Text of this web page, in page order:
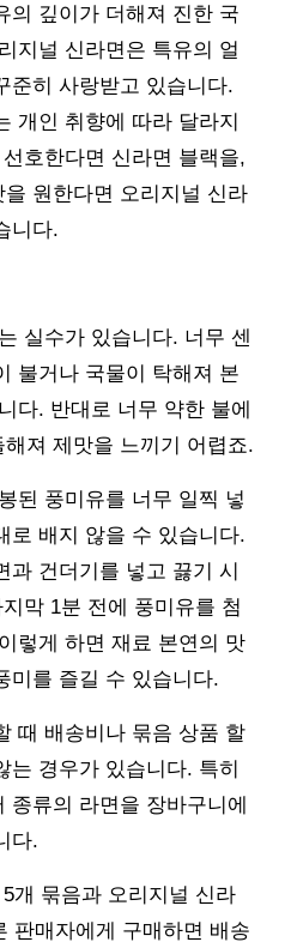
의 깊이가 더해져 진한 국
지널 신라면은 특유의 얼
준히 사랑받고 있습니다.
개인 취향에 따라 달라지
호한다면 신라면 블랙을,
원한다면 오리지널 신라
니다.
실수가 있습니다. 너무 센
불거나 국물이 탁해져 본
다. 반대로 너무 약한 불에
져 제맛을 느끼기 어렵죠.
된 풍미유를 너무 일찍 넣
로 배지 않을 수 있습니다.
과 건더기를 넣고 끓기 시
막 1분 전에 풍미유를 첨
렇게 하면 재료 본연의 맛
미를 즐길 수 있습니다.
때 배송비나 묶음 상품 할
는 경우가 있습니다. 특히
종류의 라면을 장바구니에
다.
개 묶음과 오리지널 신라
판매자에게 구매하면 배송